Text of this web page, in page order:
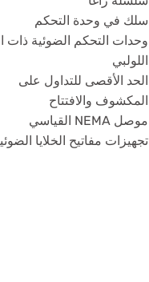
سلك في وحدة التحكم
وحدات التحكم الضوئية ذات
اللولبي
الحد الأقصى للتداول على
المكشوف والافتتاح
موصل NEMA القياسي
تجهيزات مفاتيح الخلايا